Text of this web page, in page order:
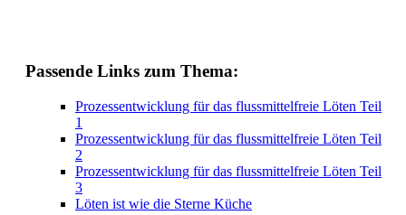
Passende Links zum Thema:
Prozessentwicklung für das flussmittelfreie Löten Teil
1
Prozessentwicklung für das flussmittelfreie Löten Teil
2
Prozessentwicklung für das flussmittelfreie Löten Teil
3
Löten ist wie die Sterne Küche